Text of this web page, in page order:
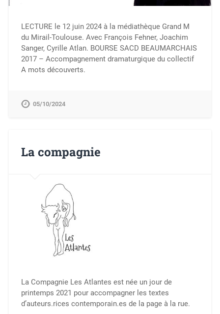
LECTURE le 12 juin 2024 à la médiathèque Grand M
du Mirail-Toulouse. Avec François Fehner, Joachim
Sanger, Cyrille Atlan. BOURSE SACD BEAUMARCHAIS
2017 – Accompagnement dramaturgique du collectif
A mots découverts.
05/10/2024
La compagnie
La Compagnie Les Atlantes est née un jour de
printemps 2021 pour accompagner les textes
d’auteurs.rices contemporain.es de la page à la rue.